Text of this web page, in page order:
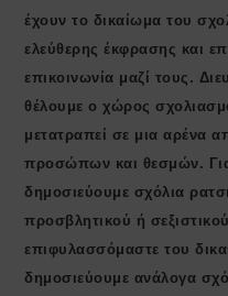
έχουν το δικαίωμα του
ελεύθερης έκφρασης και
επικοινωνία μαζί τους.
θέλουμε ο χώρος
μετατραπεί σε μια αρένα
προσώπων και θεσμών.
δημοσιεύουμε σχόλια
προσβλητικού ή
επιφυλασσόμαστε του
δημοσιεύουμε ανάλογα